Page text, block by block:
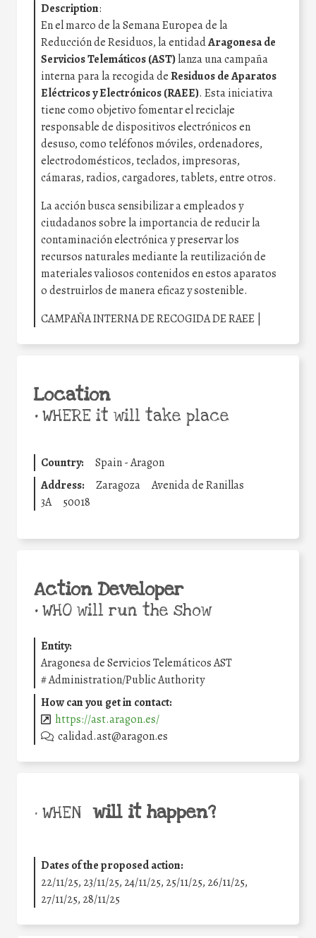
Description:
En el marco de la Semana Europea de la
Reducción de Residuos, la entidadAragonesa de
Servicios Telemáticos (AST) lanza una campaña
interna para la recogida deResiduos de Aparatos
Eléctricos y Electrónicos (RAEE). Esta iniciativa
tiene como objetivo fomentar el reciclaje
responsable de dispositivos electrónicos en
desuso, como teléfonos móviles, ordenadores,
electrodomésticos, teclados, impresoras,
cámaras, radios, cargadores, tablets, entre otros.
La acción busca sensibilizar a empleados y
ciudadanos sobre la importancia de reducir la
contaminación electrónica y preservar los
recursos naturales mediante la reutilización de
materiales valiosos contenidos en estos aparatos
o destruirlos de manera eficaz y sostenible.
CAMPAÑA INTERNA DE RECOGIDA DE RAEE |
Location
•WHERE it will take place
Country:
Spain - Aragon
Address:
Zaragoza
Avenida de Ranillas
3A
50018
Action Developer
•WHO will run the show
Entity:
Aragonesa de Servicios Telemáticos AST
#Administration/Public Authority
How can you get in contact:
https://ast.aragon.es/
calidad.ast@aragon.es
• WHEN will it happen?
Dates of the proposed action:
22/11/25, 23/11/25, 24/11/25, 25/11/25, 26/11/25,
27/11/25, 28/11/25